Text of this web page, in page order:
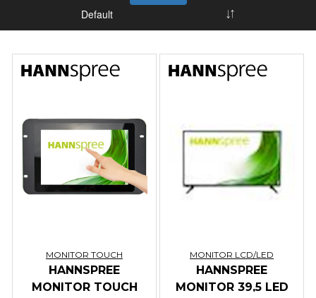
MONITOR TOUCH
HANNSPREE
MONITOR TOUCH
MONITOR LCD/LED
HANNSPREE
MONITOR 39,5 LED